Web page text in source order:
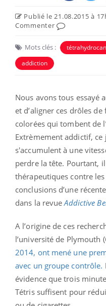
Publié le 21.08.2015 à
Commenter
Mots clés :
addiction
Nous avons tous essayé
et d’aligner ces drôles
colorées qui tombent de
Extrèmement addictif, ce
s'accumulent à une
perdre la tête. Pourtant,
thérapeutiques contre
conclusions d’une
dans la revueAddictive
A l’origine de ces
l’université de Plymouth
2014, ont mené une
avec un groupe contrôle.
évidence que trois
Tétris suffisent pour